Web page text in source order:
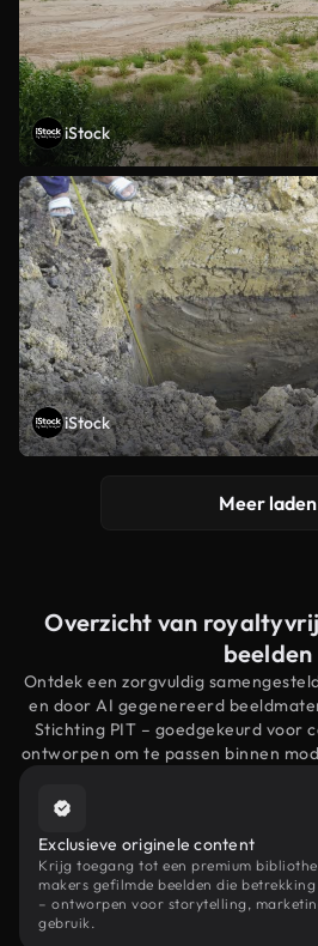
iStock
iStock
Meer laden
Overzicht van
beelden
Ontdek een zorgvuldig
en door AI gegenereerd
Stichting PIT – goedgekeurd voor
ontworpen om te passen binnen
Exclusieve originele content
Krijg toegang tot een premium
makers gefilmde beelden die
– ontworpen voor storytelling,
gebruik.